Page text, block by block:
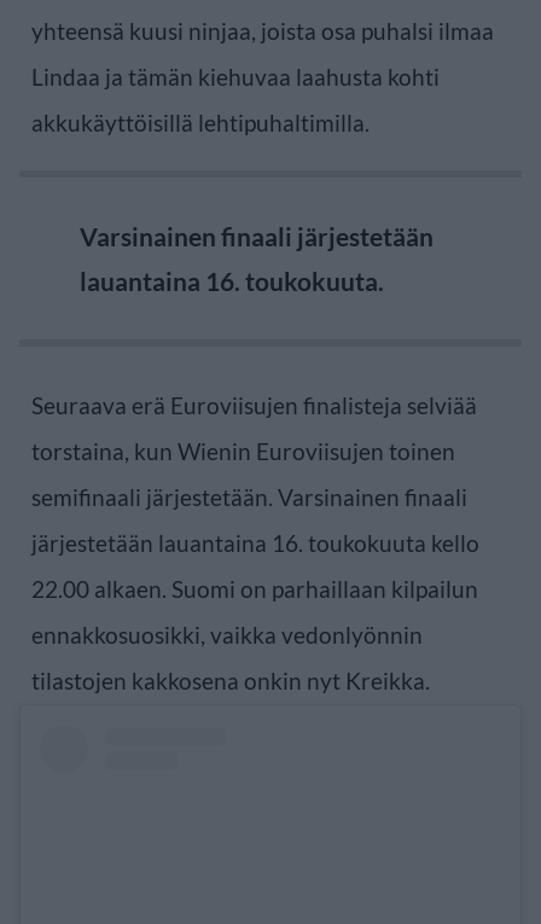
yhteensä kuusi ninjaa, joista osa puhalsi ilmaa
Lindaa ja tämän kiehuvaa laahusta kohti
akkukäyttöisillä lehtipuhaltimilla.
Varsinainen finaali järjestetään
lauantaina 16. toukokuuta.
Seuraava erä Euroviisujen finalisteja selviää
torstaina, kun Wienin Euroviisujen toinen
semifinaali järjestetään. Varsinainen finaali
järjestetään lauantaina 16. toukokuuta kello
22.00 alkaen. Suomi on parhaillaan kilpailun
ennakkosuosikki, vaikka vedonlyönnin
tilastojen kakkosena onkin nyt Kreikka.